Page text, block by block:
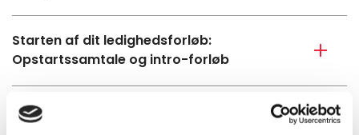
Starten af dit ledighedsforløb:
Opstartssamtale og intro-forløb
Ferie og ledighedsydelse